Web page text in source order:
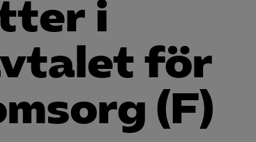
i
för
(F)